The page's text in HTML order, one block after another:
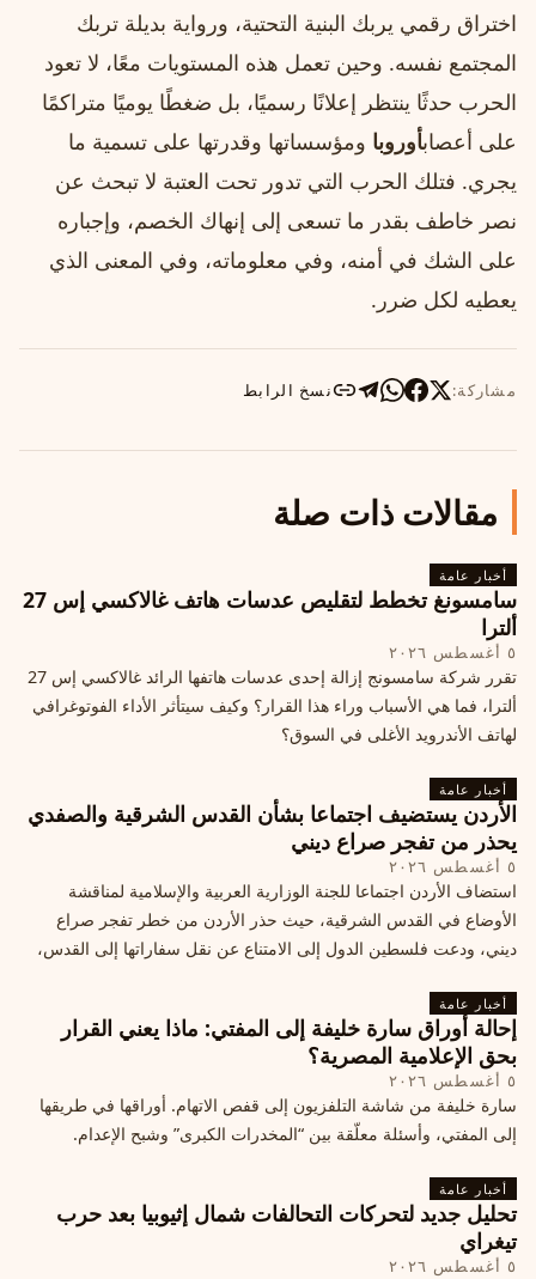
اختراق رقمي يربك البنية التحتية، ورواية بديلة تربك
المجتمع نفسه. وحين تعمل هذه المستويات معًا، لا تعود
الحرب حدثًا ينتظر إعلانًا رسميًا، بل ضغطًا يوميًا متراكمًا
على أعصابأوروبا ومؤسساتها وقدرتها على تسمية ما
يجري. فتلك الحرب التي تدور تحت العتبة لا تبحث عن
نصر خاطف بقدر ما تسعى إلى إنهاك الخصم، وإجباره
على الشك في أمنه، وفي معلوماته، وفي المعنى الذي
يعطيه لكل ضرر.
مشاركة: نسخ الرابط
مقالات ذات صلة
أخبار عامة
سامسونغ تخطط لتقليص عدسات هاتف غالاكسي إس 27
ألترا
٥ أغسطس ٢٠٢٦
تقرر شركة سامسونج إزالة إحدى عدسات هاتفها الرائد غالاكسي إس 27
ألترا، فما هي الأسباب وراء هذا القرار؟ وكيف سيتأثر الأداء الفوتوغرافي
لهاتف الأندرويد الأغلى في السوق؟
أخبار عامة
الأردن يستضيف اجتماعا بشأن القدس الشرقية والصفدي
يحذر من تفجر صراع ديني
٥ أغسطس ٢٠٢٦
استضاف الأردن اجتماعا للجنة الوزارية العربية والإسلامية لمناقشة
الأوضاع في القدس الشرقية، حيث حذر الأردن من خطر تفجر صراع
ديني، ودعت فلسطين الدول إلى الامتناع عن نقل سفاراتها إلى القدس،
أخبار عامة
إحالة أوراق سارة خليفة إلى المفتي: ماذا يعني القرار
بحق الإعلامية المصرية؟
٥ أغسطس ٢٠٢٦
سارة خليفة من شاشة التلفزيون إلى قفص الاتهام. أوراقها في طريقها
إلى المفتي، وأسئلة معلّقة بين “المخدرات الكبرى” وشبح الإعدام.
أخبار عامة
تحليل جديد لتحركات التحالفات شمال إثيوبيا بعد حرب
تيغراي
٥ أغسطس ٢٠٢٦